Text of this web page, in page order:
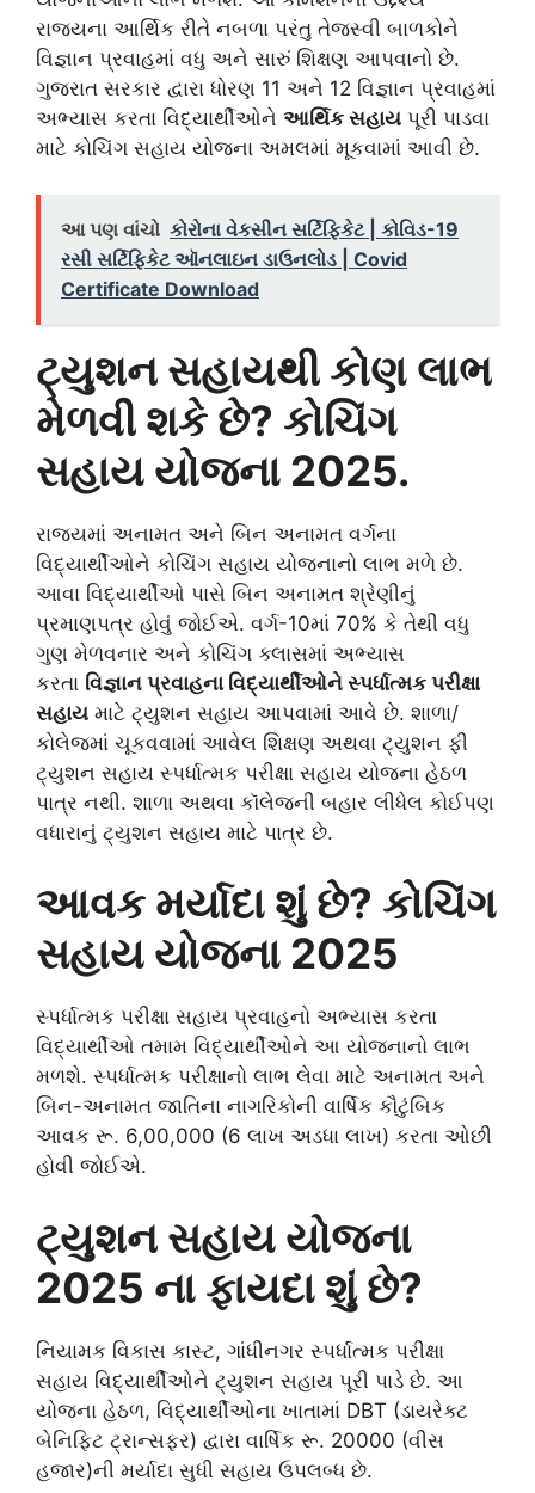
રાજ્યના આર્થિક રીતે નબળા પરંતુ તેજસ્વી બાળકોને
વિજ્ઞાન પ્રવાહમાં વધુ અને સારું શિક્ષણ આપવાનો છે.
ગુજરાત સરકાર દ્વારા ધોરણ 11 અને 12 વિજ્ઞાન પ્રવાહમાં
અભ્યાસ કરતા વિદ્યાર્થીઓને આર્થિક સહાય પૂરી પાડવા
માટે કોચિંગ સહાય યોજના અમલમાં મૂકવામાં આવી છે.
આ પણ વાંચો કોરોના વેકસીન સર્ટિફિકેટ | કોવિડ-19
રસી સર્ટિફિકેટ ઑનલાઇન ડાઉનલોડ | Covid
Certificate Download
ટ્યુશન સહાયથી કોણ લાભ
મેળવી શકે છે? કોચિંગ
સહાય યોજના 2025.
રાજ્યમાં અનામત અને બિન અનામત વર્ગના
વિદ્યાર્થીઓને કોચિંગ સહાય યોજનાનો લાભ મળે છે.
આવા વિદ્યાર્થીઓ પાસે બિન અનામત શ્રેણીનું
પ્રમાણપત્ર હોવું જોઈએ. વર્ગ-10માં 70% કે તેથી વધુ
ગુણ મેળવનાર અને કોચિંગ ક્લાસમાં અભ્યાસ
કરતા વિજ્ઞાન પ્રવાહના વિદ્યાર્થીઓને સ્પર્ધાત્મક પરીક્ષા
સહાય માટે ટ્યુશન સહાય આપવામાં આવે છે. શાળા/
કોલેજમાં ચૂકવવામાં આવેલ શિક્ષણ અથવા ટ્યુશન ફી
ટ્યુશન સહાય સ્પર્ધાત્મક પરીક્ષા સહાય યોજના હેઠળ
પાત્ર નથી. શાળા અથવા કૉલેજની બહાર લીધેલ કોઈપણ
વધારાનું ટ્યુશન સહાય માટે પાત્ર છે.
આવક મર્યાદા શું છે? કોચિંગ
સહાય યોજના 2025
સ્પર્ધાત્મક પરીક્ષા સહાય પ્રવાહનો અભ્યાસ કરતા
વિદ્યાર્થીઓ તમામ વિદ્યાર્થીઓને આ યોજનાનો લાભ
મળશે. સ્પર્ધાત્મક પરીક્ષાનો લાભ લેવા માટે અનામત અને
બિન-અનામત જાતિના નાગરિકોની વાર્ષિક કૌટુંબિક
આવક રૂ. 6,00,000 (6 લાખ અડધા લાખ) કરતા ઓછી
હોવી જોઈએ.
ટ્યુશન સહાય યોજના
2025 ના ફાયદા શું છે?
નિયામક વિકાસ કાસ્ટ, ગાંધીનગર સ્પર્ધાત્મક પરીક્ષા
સહાય વિદ્યાર્થીઓને ટ્યુશન સહાય પૂરી પાડે છે. આ
યોજના હેઠળ, વિદ્યાર્થીઓના ખાતામાં DBT (ડાયરેક્ટ
બેનિફિટ ટ્રાન્સફર) દ્વારા વાર્ષિક રૂ. 20000 (વીસ
હજાર)ની મર્યાદા સુધી સહાય ઉપલબ્ધ છે.